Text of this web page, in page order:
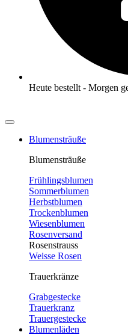
Heute bestellt - Morgen
Blumensträuße
Blumensträuße
Frühlingsblumen
Sommerblumen
Herbstblumen
Trockenblumen
Wiesenblumen
Rosenversand
Rosenstrauss
Weisse Rosen
Trauerkränze
Grabgestecke
Trauerkranz
Trauergestecke
Blumenläden